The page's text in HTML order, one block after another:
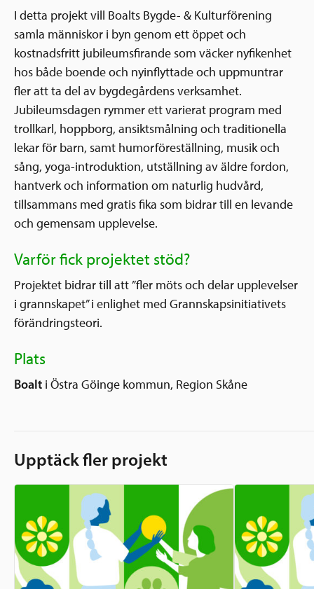
I detta projekt vill Boalts Bygde- & Kulturförening
samla människor i byn genom ett öppet och
kostnadsfritt jubileumsfirande som väcker nyfikenhet
hos både boende och nyinflyttade och uppmuntrar
fler att ta del av bygdegårdens verksamhet.
Jubileumsdagen rymmer ett varierat program med
trollkarl, hoppborg, ansiktsmålning och traditionella
lekar för barn, samt humorföreställning, musik och
sång, yoga-introduktion, utställning av äldre fordon,
hantverk och information om naturlig hudvård,
tillsammans med gratis fika som bidrar till en levande
och gemensam upplevelse.
Varför fick projektet stöd?
Projektet bidrar till att ”fler möts och delar upplevelser
i grannskapet” i enlighet med Grannskapsinitiativets
förändringsteori.
Plats
Boalt i Östra Göinge kommun, Region Skåne
Upptäck fler projekt